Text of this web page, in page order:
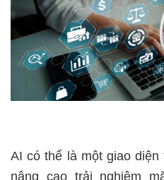
AI có thể là một giao
nâng cao trải nghiệm